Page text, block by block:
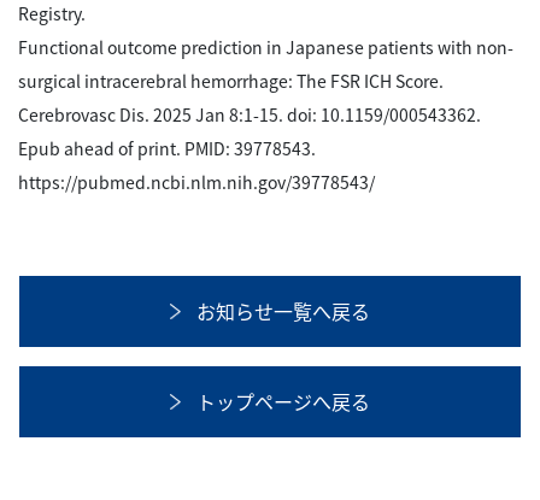
Registry.
Functional outcome prediction in Japanese patients with non-
surgical intracerebral hemorrhage: The FSR ICH Score.
Cerebrovasc Dis. 2025 Jan 8:1-15. doi: 10.1159/000543362.
Epub ahead of print. PMID: 39778543.
https://pubmed.ncbi.nlm.nih.gov/39778543/
お知らせ一覧へ戻る
トップページへ戻る